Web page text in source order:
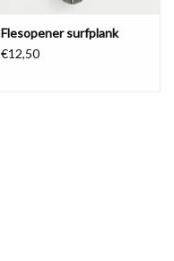
Flesopener surfplank
€12,50